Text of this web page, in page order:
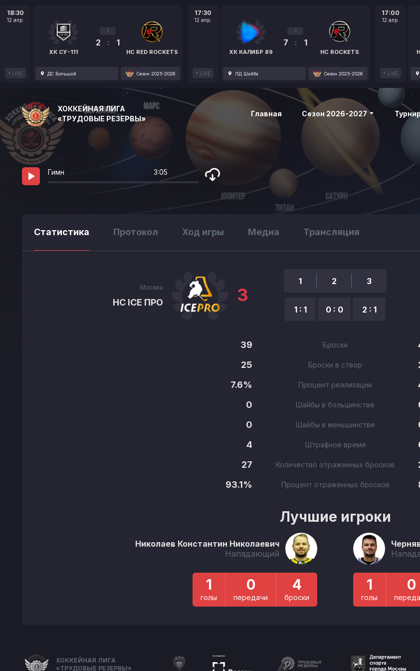
18:30
12 апр.
LIVE
ХК СУ-111
3
2 : 1
HC RED ROCKETS
ДС Большой Сезон 2025-2026
17:30
12 апр.
LIVE
ХК КАЛИБР 89
3
7 : 1
HC ROCKETS
ЛД Шайба Сезон 2025-2026
17:00
12 апр.
LIVE
ХОККЕЙНАЯ ЛИГА
«ТРУДОВЫЕ РЕЗЕРВЫ»
Главная Сезон 2026-2027
Гимн 3:05
Статистика Протокол Ход игры Медиа Трансляция
Москва
HC ICE ПРО 3
1
1 : 1
2
0 : 0
3
2 : 1
39 Броски
25
Броски в створ
7.6%
Процент реализации
0
Шайбы в большинстве
0
Шайбы в меньшинстве
4
Штрафное время
27
Количество отраженных бросков
93.1%
Процент отраженных бросков
Лучшие игроки
Николаев Константин Николаевич
Нападающий
1
голы
0
передачи
4
броски
1
голы
0
ХОККЕЙНАЯ ЛИГА
«ТРУДОВЫЕ РЕЗЕРВЫ»